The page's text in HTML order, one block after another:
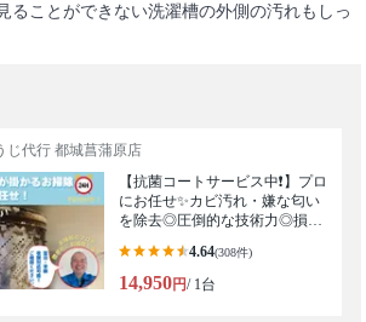
ることができない洗濯槽の外側の汚れもしっ
じ代行 都城菖蒲原店
【抗菌コートサービス中❗】プロ
にお任せ✨カビ汚れ・嫌な匂い
を除去◎圧倒的な技術力◎損保
4.64(308件)
14,950円/ 1台